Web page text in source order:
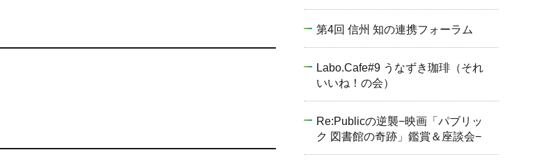
第4回 信州 知の連携フォーラム
Labo.Cafe#9 うなずき珈琲（それ
いいね！の会）
Re:Publicの逆襲−映画「パブリッ
ク 図書館の奇跡」鑑賞＆座談会−